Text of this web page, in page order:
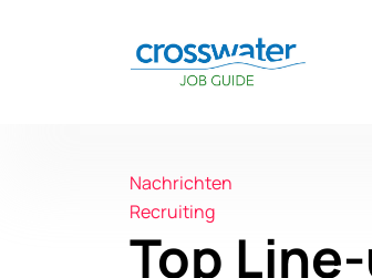
Nachrichten
Recruiting
Top